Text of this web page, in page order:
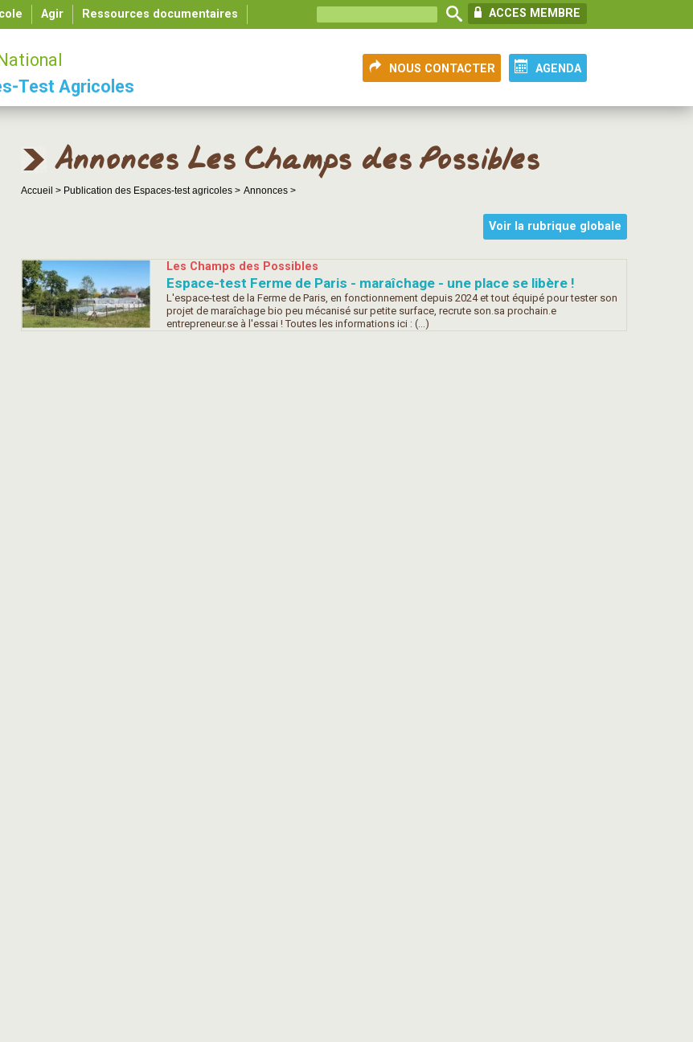
Agir Ressources documentaires ACCES MEMBRE
AGENDA
NOUS CONTACTER
Test Agricoles
Annonces Les Champs des Possibles
Accueil > Publication des Espaces-test agricoles > Annonces >
Voir la rubrique globale
Les Champs des Possibles
Espace-test Ferme de Paris - maraîchage - une place se libère !
L'espace-test de la Ferme de Paris, en fonctionnement depuis 2024 et tout équipé pour tester son
projet de maraîchage bio peu mécanisé sur petite surface, recrute son.sa prochain.e
entrepreneur.se à l'essai ! Toutes les informations ici : (…)